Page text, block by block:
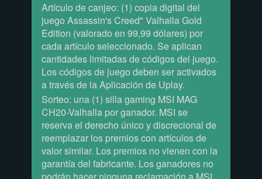
Artículo de canjeo: (1) copia digital del
juego Assassin's Creed" Valhalla Gold
Edition (valorado en 99,99 dólares) por
cada artículo seleccionado. Se aplican
cantidades limitadas de códigos del juego.
Los códigos de juego deben ser activados
a través de la Aplicación de Uplay.
Sorteo: una (1) silla gaming MSI MAG
CH20-Valhalla por ganador. MSI se
reserva el derecho único y discrecional de
reemplazar los premios con artículos de
valor similar. Los premios no vienen con la
garantía del fabricante. Los ganadores no